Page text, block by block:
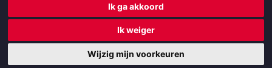
BO Creator DXP®
Disclaimer Cookie instellingen
Ik ga akkoord
Ik weiger
Wijzig mijn voorkeuren